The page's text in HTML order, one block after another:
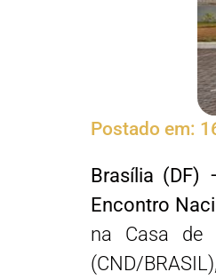
Postado em:
Brasília (DF)
Encontro
na Casa de
(CND/